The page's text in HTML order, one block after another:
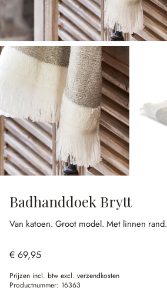
Badhanddoek Brytt
Van katoen. Groot model. Met linnen rand.
€ 69,95
Prijzen incl. btw excl. verzendkosten
Productnummer: 16363